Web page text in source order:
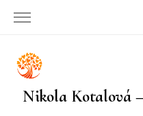
Nikola Kotalová